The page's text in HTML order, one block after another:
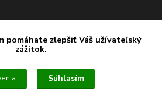
pomáhate zlepšiť Váš užívateľský
zážitok.
Súhlasím